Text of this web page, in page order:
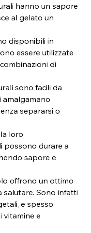
hanno un sapore
al gelato un
disponibili in
essere utilizzate
di
sono facili da
amalgamano
separarsi o
loro
possono durare a
sapore e
offrono un ottimo
salutare. Sono infatti
e spesso
vitamine e